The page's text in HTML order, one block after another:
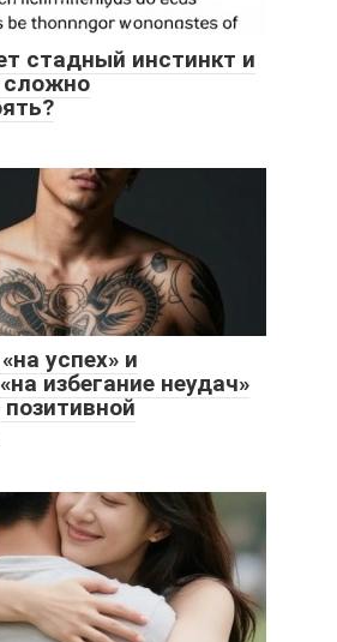
стадный инстинкт и
сложно
успех» и
избегание неудач»
позитивной